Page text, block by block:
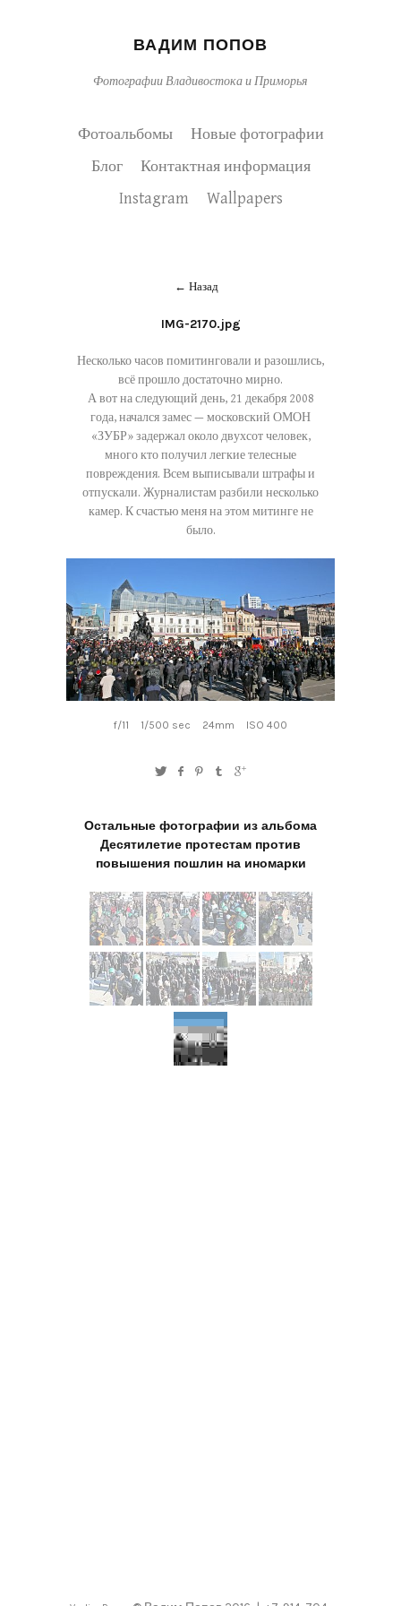
ВАДИМ ПОПОВ
Фотографии Владивостока и Приморья
Фотоальбомы
Новые фотографии
Блог
Контактная информация
Instagram
Wallpapers
Назад
IMG-2170.jpg
Несколько часов помитинговали и разошлись,
всё прошло достаточно мирно.
А вот на следующий день, 21 декабря 2008
года, начался замес — московский ОМОН
«ЗУБР» задержал около двухсот человек,
много кто получил легкие телесные
повреждения. Всем выписывали штрафы и
отпускали. Журналистам разбили несколько
камер. К счастью меня на этом митинге не
было.
f/11 1/500 sec 24mm ISO 400
Остальные фотографии из альбома
Десятилетие протестам против
повышения пошлин на иномарки